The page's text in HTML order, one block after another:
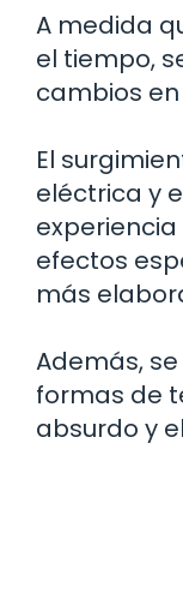
A medida
el tiempo,
cambios
El
eléctrica y
efectos
más
Además,
formas de
absurdo y